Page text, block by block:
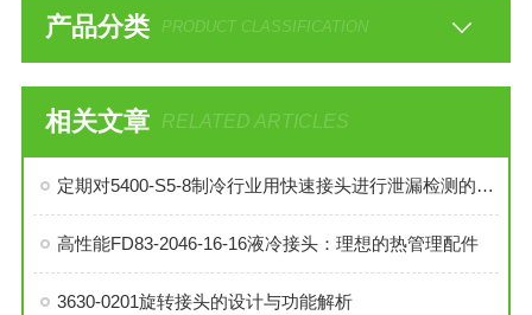
产品分类 PRODUCT CLASSIFICATION
相关文章 RELATED ARTICLES
定期对5400-S5-8制冷行业用快速接头进行泄漏检测的必要性与操作方法
高性能FD83-2046-16-16液冷接头：理想的热管理配件
3630-0201旋转接头的设计与功能解析